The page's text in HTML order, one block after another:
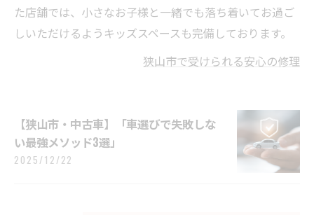
た店舗では、小さなお子様と一緒でも落ち着いてお過ご
しいただけるようキッズスペースも完備しております。
狭山市で受けられる安心の修理
【狭山市・中古車】「車選びで失敗しな
い最強メソッド3選」
2025/12/22